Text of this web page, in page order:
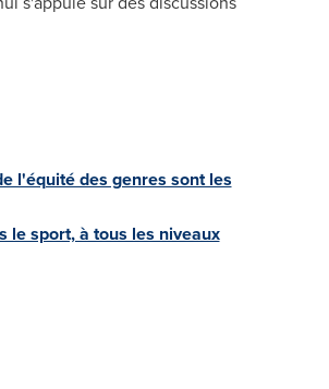
l'équité des genres sont les
le sport, à tous les niveaux